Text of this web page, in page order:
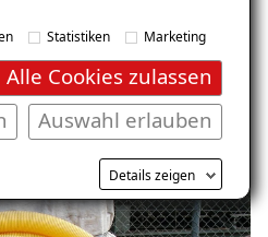
Statistiken Marketing
Alle Cookies zulassen
Auswahl erlauben
Details zeigen
viel flexibler als
(orange oder
ebenfalls Einfluss auf den
Bei Drainage
stets auf Stangenware
anfordern